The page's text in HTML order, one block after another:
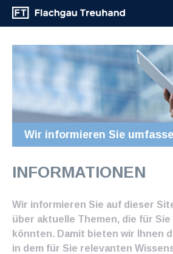
Wir informieren Sie
INFORMATIONEN
Wir informieren Sie auf dieser
über aktuelle Themen, die für
könnten. Damit bieten wir Ihnen
in dem für Sie relevanten